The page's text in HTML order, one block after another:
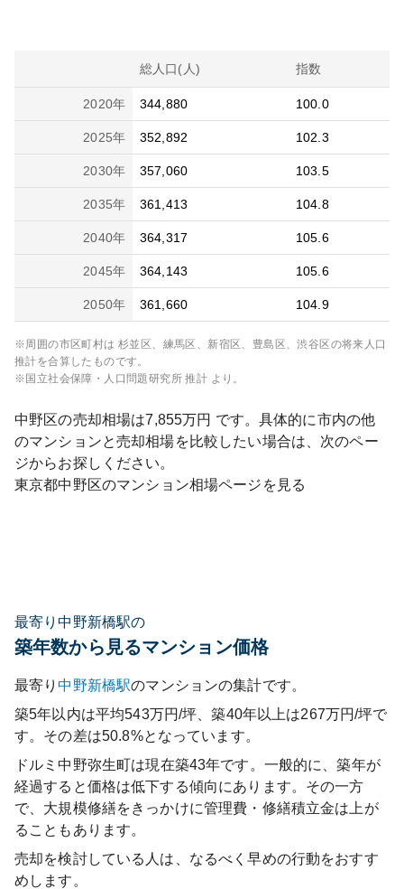
総人口(人) 指数
2020年 344,880 100.0
2025年 352,892 102.3
2030年 357,060 103.5
2035年 361,413 104.8
2040年 364,317 105.6
2045年 364,143 105.6
2050年 361,660 104.9
※周囲の市区町村は 杉並区、練馬区、新宿区、豊島区、渋谷区の将来人口
推計を合算したものです。
※国立社会保障・人口問題研究所 推計 より。
中野区の売却相場は7,855万円 です。具体的に市内の他
のマンションと売却相場を比較したい場合は、次のペー
ジからお探しください。
東京都中野区のマンション相場ページを見る
最寄り中野新橋駅の
築年数から見るマンション価格
最寄り中野新橋駅のマンションの集計です。
築5年以内は平均543万円/坪、築40年以上は267万円/坪で
す。その差は50.8%となっています。
ドルミ中野弥生町は現在築43年です。一般的に、築年が
経過すると価格は低下する傾向にあります。その一方
で、大規模修繕をきっかけに管理費・修繕積立金は上が
ることもあります。
売却を検討している人は、なるべく早めの行動をおすす
めします。